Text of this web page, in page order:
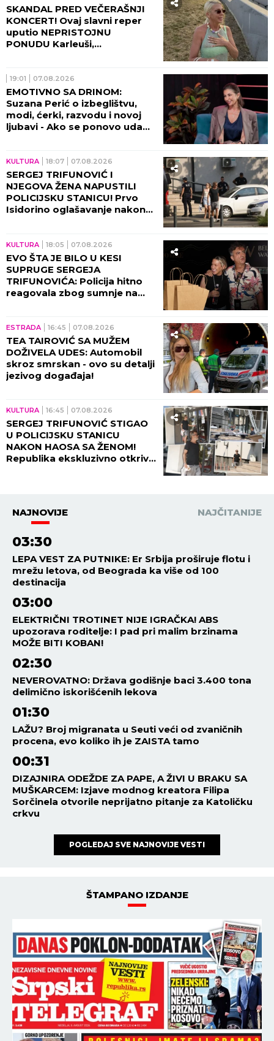
SKANDAL PRED VEČERAŠNJI
KONCERT! Ovaj slavni reper
uputio NEPRISTOJNU
PONUDU Karleuši,
19:01 07.08.2026
EMOTIVNO SA DRINOM:
Suzana Perić o izbeglištvu,
modi, ćerki, razvodu i novoj
ljubavi - Ako se ponovo udam,
KULTURA 18:07 07.08.2026
SERGEJ TRIFUNOVIĆ I
NJEGOVA ŽENA NAPUSTILI
POLICIJSKU STANICU! Prvo
Isidorino oglašavanje nakon
KULTURA 18:05 07.08.2026
EVO ŠTA JE BILO U KESI
SUPRUGE SERGEJA
TRIFUNOVIĆA: Policija hitno
reagovala zbog sumnje na
ESTRADA 16:45 07.08.2026
TEA TAIROVIĆ SA MUŽEM
DOŽIVELA UDES: Automobil
skroz smrskan - ovo su detalji
jezivog događaja!
KULTURA 16:45 07.08.2026
SERGEJ TRIFUNOVIĆ STIGAO
U POLICIJSKU STANICU
NAKON HAOSA SA ŽENOM!
Republika ekskluzivno otkriva
NAJNOVIJE NAJČITANIJE
03:30
LEPA VEST ZA PUTNIKE: Er Srbija proširuje flotu i
mrežu letova, od Beograda ka više od 100
destinacija
03:00
ELEKTRIČNI TROTINET NIJE IGRAČKA! ABS
upozorava roditelje: I pad pri malim brzinama
MOŽE BITI KOBAN!
02:30
NEVEROVATNO: Država godišnje baci 3.400 tona
delimično iskorišćenih lekova
01:30
LAŽU? Broj migranata u Seuti veći od zvaničnih
procena, evo koliko ih je ZAISTA tamo
00:31
DIZAJNIRA ODEŽDE ZA PAPE, A ŽIVI U BRAKU SA
MUŠKARCEM: Izjave modnog kreatora Filipa
Sorčinela otvorile neprijatno pitanje za Katoličku
crkvu
POGLEDAJ SVE NAJNOVIJE VESTI
ŠTAMPANO IZDANJE